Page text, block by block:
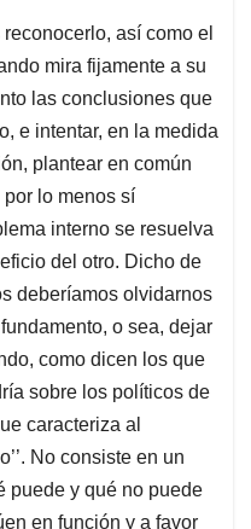
así como el
mira fijamente a su
las conclusiones que
e intentar, en la medida
plantear en común
lo menos sí
interno se resuelva
del otro. Dicho de
deberíamos olvidarnos
o sea, dejar
como dicen los que
sobre los políticos de
caracteriza al
No consiste en un
puede y qué no puede
en función y a favor